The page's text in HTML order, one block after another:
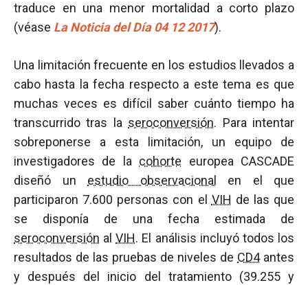
traduce en una menor mortalidad a corto plazo
(véase La Noticia del Día 04 12 2017).
Una limitación frecuente en los estudios llevados a
cabo hasta la fecha respecto a este tema es que
muchas veces es difícil saber cuánto tiempo ha
transcurrido tras la seroconversión. Para intentar
sobreponerse a esta limitación, un equipo de
investigadores de la cohorte europea CASCADE
diseñó un estudio observacional
en el que
participaron 7.600 personas con el VIH de las que
se disponía de una fecha estimada de
seroconversión alVIH. El análisis incluyó todos los
resultados de las pruebas de niveles de CD4antes
y después del inicio del tratamiento (39.255 y